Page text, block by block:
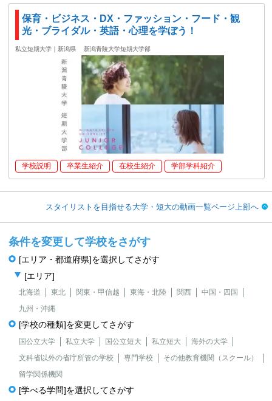
保育・ビジネス・DX・ファッション・フード・観
光・ブライダル・英語・心理を学ぼう！
私立短期大学｜新潟県 新潟青陵大学短期大学部
学校説明 卒業生紹介 在校生紹介 学部学科紹介
スタイリストを目指せる大学・短大の動画一覧ページ上部へ
条件を変更して学校をさがす
[エリア・都道府県]を選択してさがす
[エリア]
北海道 東北 関東・甲信越 東海・北陸 関西
中国・四国
九州・沖縄
[学校の種類]を変更してさがす
国公立大学 私立大学 国公立短大 私立短大
海外の大学
文科省以外の省庁所管の学校
専門学校
その他教育機関（スクール）
留学関係機関
[学べる学問]を選択してさがす